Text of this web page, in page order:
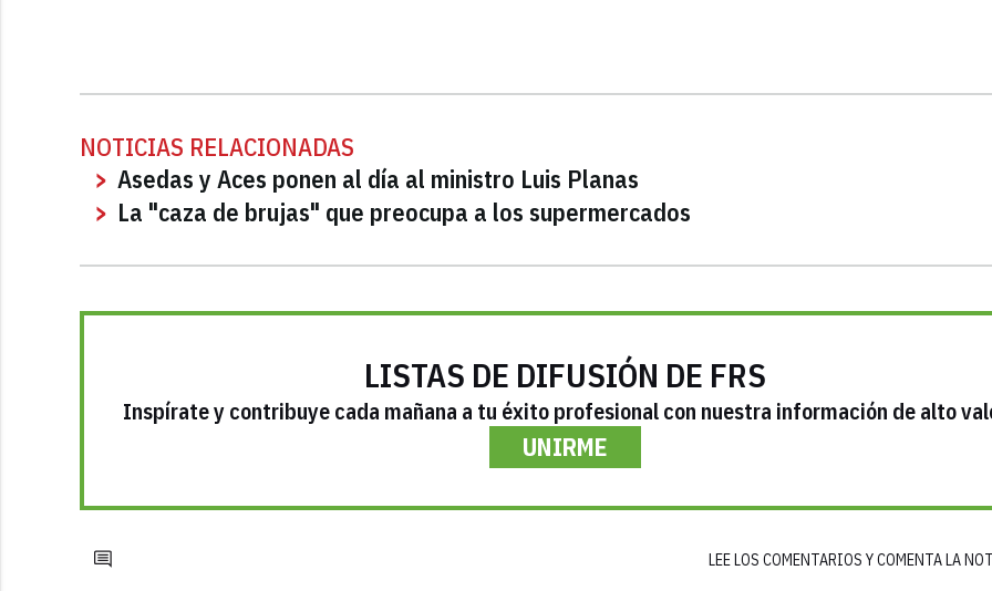
NOTICIAS RELACIONADAS
Asedas y Aces ponen al día al ministro Luis Planas
La "caza de brujas" que preocupa a los supermercados
LISTAS DE DIFUSIÓN DE FRS
Inspírate y contribuye cada mañana a tu éxito profesional con nuestra información de alto
UNIRME
LEE LOS COMENTARIOS Y COMENTA LA